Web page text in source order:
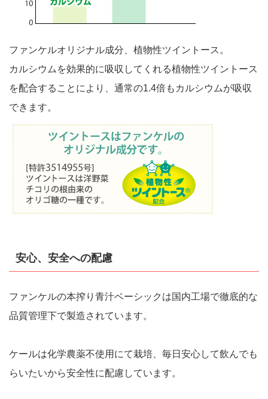
ファンケルオリジナル成分、植物性ツイントース。
カルシウムを効果的に吸収してくれる植物性ツイントース
を配合することにより、通常の1.4倍もカルシウムが吸収
できます。
安心、安全への配慮
ファンケルの本搾り青汁ベーシックは国内工場で徹底的な
品質管理下で製造されています。
ケールは化学農薬不使用にて栽培、毎日安心して飲んでも
らいたいから安全性に配慮しています。